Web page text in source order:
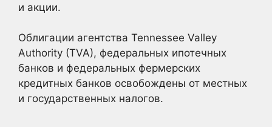
и акции.
Облигации агентства Tennessee Valley
Authority (TVA), федеральных ипотечных
банков и федеральных фермерских
кредитных банков освобождены от местных
и государственных налогов.